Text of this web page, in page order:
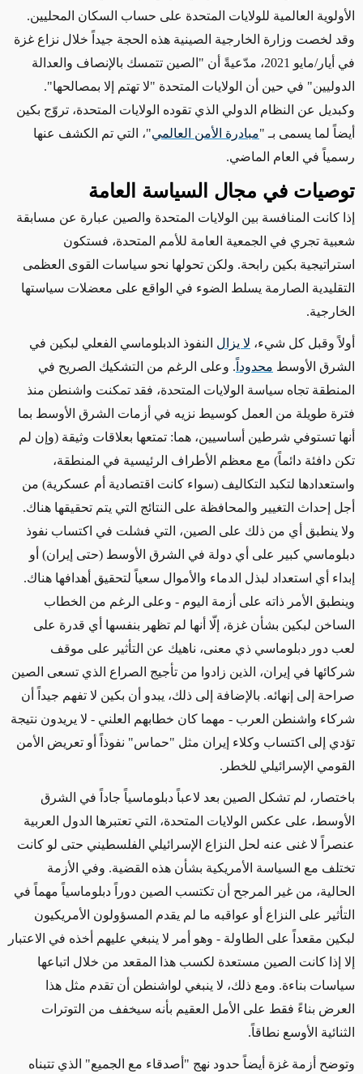
الأولوية العالمية للولايات المتحدة على حساب السكان المحليين.
وقد لخصت وزارة الخارجية الصينية هذه الحجة جيداً خلال نزاع غزة
في أيار/مايو 2021، مدّعيةً أن "الصين تتمسك بالإنصاف والعدالة
الدوليين" في حين أن الولايات المتحدة "لا تهتم إلا بمصالحها".
وكبديل عن النظام الدولي الذي تقوده الولايات المتحدة، تروّج بكين
أيضاً لما يسمى بـ "مبادرة الأمن العالمي"، التي تم الكشف عنها
رسمياً في العام الماضي.
توصيات في مجال السياسة العامة
إذا كانت المنافسة بين الولايات المتحدة والصين عبارة عن مسابقة
شعبية تجري في الجمعية العامة للأمم المتحدة، فستكون
استراتيجية بكين رابحة. ولكن تحولها نحو سياسات القوى العظمى
التقليدية الصارمة يسلط الضوء في الواقع على معضلات سياستها
الخارجية.
أولاً وقبل كل شيء، لا يزال النفوذ الدبلوماسي الفعلي لبكين في
الشرق الأوسط محدوداً . وعلى الرغم من التشكيك الصريح في
المنطقة تجاه سياسة الولايات المتحدة، فقد تمكنت واشنطن منذ
فترة طويلة من العمل كوسيط نزيه في أزمات الشرق الأوسط بما
أنها تستوفي شرطين أساسيين، هما: تمتعها بعلاقات وثيقة (وإن لم
تكن دافئة دائماً) مع معظم الأطراف الرئيسية في المنطقة،
واستعدادها لتكبد التكاليف (سواء كانت اقتصادية أم عسكرية) من
أجل إحداث التغيير والمحافظة على النتائج التي يتم تحقيقها هناك.
ولا ينطبق أي من ذلك على الصين، التي فشلت في اكتساب نفوذ
دبلوماسي كبير على أي دولة في الشرق الأوسط (حتى إيران) أو
إبداء أي استعداد لبذل الدماء والأموال سعياً لتحقيق أهدافها هناك.
وينطبق الأمر ذاته على أزمة اليوم - وعلى الرغم من الخطاب
الساخن لبكين بشأن غزة، إلّا أنها لم تظهر بنفسها أي قدرة على
لعب دور دبلوماسي ذي معنى، ناهيك عن التأثير على موقف
شركائها في إيران، الذين زادوا من تأجيج الصراع الذي تسعى الصين
صراحة إلى إنهائه. بالإضافة إلى ذلك، يبدو أن بكين لا تفهم جيداً أن
شركاء واشنطن العرب - مهما كان خطابهم العلني - لا يريدون نتيجة
تؤدي إلى اكتساب وكلاء إيران مثل "حماس" نفوذاً أو تعريض الأمن
القومي الإسرائيلي للخطر.
باختصار، لم تشكل الصين بعد لاعباً دبلوماسياً جاداً في الشرق
الأوسط، على عكس الولايات المتحدة، التي تعتبرها الدول العربية
عنصراً لا غنى عنه لحل النزاع الإسرائيلي الفلسطيني حتى لو كانت
تختلف مع السياسة الأمريكية بشأن هذه القضية. وفي الأزمة
الحالية، من غير المرجح أن تكتسب الصين دوراً دبلوماسياً مهماً في
التأثير على النزاع أو عواقبه ما لم يقدم المسؤولون الأمريكيون
لبكين مقعداً على الطاولة - وهو أمر لا ينبغي عليهم أخذه في الاعتبار
إلا إذا كانت الصين مستعدة لكسب هذا المقعد من خلال اتباعها
سياسات بناءة. ومع ذلك، لا ينبغي لواشنطن أن تقدم مثل هذا
العرض بناءً فقط على الأمل العقيم بأنه سيخفف من التوترات
الثنائية الأوسع نطاقاً.
وتوضح أزمة غزة أيضاً حدود نهج "أصدقاء مع الجميع" الذي تتبناه